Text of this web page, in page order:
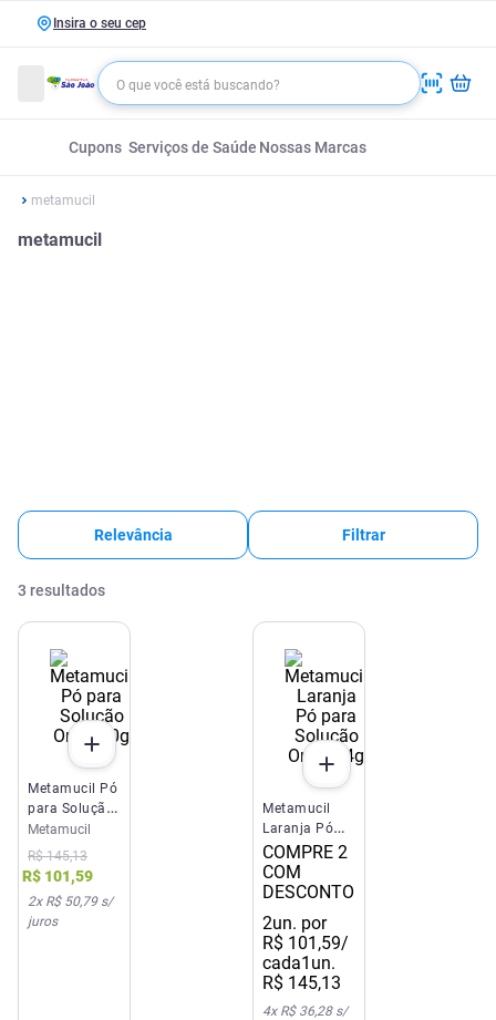
Insira o seu cep
Cupons Serviços de Saúde Nossas Marcas
metamucil
metamucil
Relevância Filtrar
3 resultados
Metamucil Pó
para Solução
Oral 210g
Metamucil
R$ 145,13
R$ 101,59
2x R$ 50,79s/
juros
Metamucil
Laranja Pó
para Solução
Oral 174g
COMPRE 2
COM
DESCONTO
2un. por
R$ 101 ,59/
cada1un.
R$ 145,13
4x R$ 36,28s/